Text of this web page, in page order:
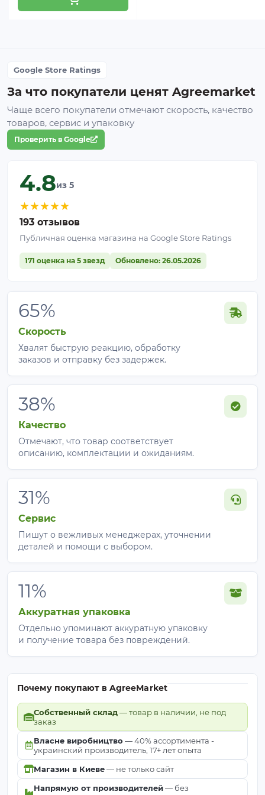
Срок службы
правильном хранении)
Где применяют сетку 80%
Заборы и ограждения высотой до 4 м.
полотно закрывает всю высоту без
горизонтальных швов — ровная поверхность и
полная приватность.
температуры в помещении без полного
перекрытия естественного освещения.
Защита от прямого солнца и пыли на
габаритных боковых стенках за минимальное
количество шагов монтажа.
Базы отдыха, гостиницы и рестораны.
вентиляцией.
Спортивные площадки и арены.
аккуратный вид на всю высоту без видимых
горизонтальных швов.
Какое затенение выбрать:
сравнение вариантов
Процент
45%
огурцы, цветы,
Легкая тень,
максимум
60–70%
виноград,
культуры
приватность
75%
фасады
силуэты еще
видно
80%
навесы,
автоплощадки
есть
90–95%
Полная
приватность,
защита от
пыли
Почти не
пропускает
свет и ветер
Google Store Ratings
За что покупатели ценят Agreemarket
Чаще всего покупатели отмечают скорость, качество
товаров, сервис и упаковку
Проверить в Google
4.8из 5
★★★★★
193 отзывов
Публичная оценка магазина на Google Store Ratings
171 оценка на 5 звезд Обновлено: 26.05.2026
65%
Скорость
Хвалят быструю реакцию, обработку
заказов и отправку без задержек.
38%
Качество
Отмечают, что товар соответствует
описанию, комплектации и ожиданиям.
31%
Сервис
Пишут о вежливых менеджерах, уточнении
деталей и помощи с выбором.
11%
Аккуратная упаковка
Отдельно упоминают аккуратную упаковку
и получение товара без повреждений.
Почему покупают в AgreeMarket
Собственный склад— товар в наличии, не под
заказ
Власне виробництво — 40% ассортимента -
украинский производитель, 17+ лет опыта
Магазин в Киеве— не только сайт
Напрямую от производителей— без